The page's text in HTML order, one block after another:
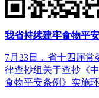
我省持续建牢食物平
7月23日，省十四届
律查抄组关于查抄《
食物平安条例》实施